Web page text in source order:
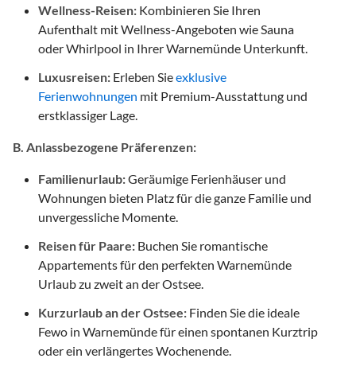
Wellness-Reisen: Kombinieren Sie Ihren
Aufenthalt mit Wellness-Angeboten wie Sauna
oder Whirlpool in Ihrer Warnemünde Unterkunft.
Luxusreisen: Erleben Sieexklusive
Ferienwohnungen mit Premium-Ausstattung und
erstklassiger Lage.
B. Anlassbezogene Präferenzen:
Familienurlaub:Geräumige Ferienhäuser und
Wohnungen bieten Platz für die ganze Familie und
unvergessliche Momente.
Reisen für Paare: Buchen Sie romantische
Appartements für den perfekten Warnemünde
Urlaub zu zweit an der Ostsee.
Kurzurlaub an der Ostsee: Finden Sie die ideale
Fewo in Warnemünde für einen spontanen Kurztrip
oder ein verlängertes Wochenende.